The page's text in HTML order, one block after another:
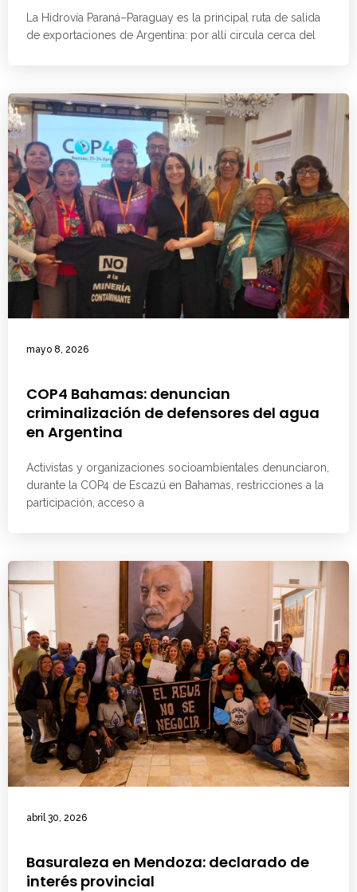
La Hidrovía Paraná–Paraguay es la principal ruta de salida
de exportaciones de Argentina: por allí circula cerca del
mayo 8, 2026
COP4 Bahamas: denuncian
criminalización de defensores del agua
en Argentina
Activistas y organizaciones socioambientales denunciaron,
durante la COP4 de Escazú en Bahamas, restricciones a la
participación, acceso a
abril 30, 2026
Basuraleza en Mendoza: declarado de
interés provincial